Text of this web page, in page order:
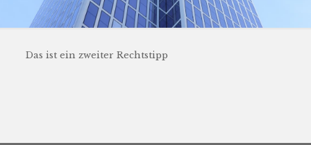
Das ist ein zweiter Rechtstipp